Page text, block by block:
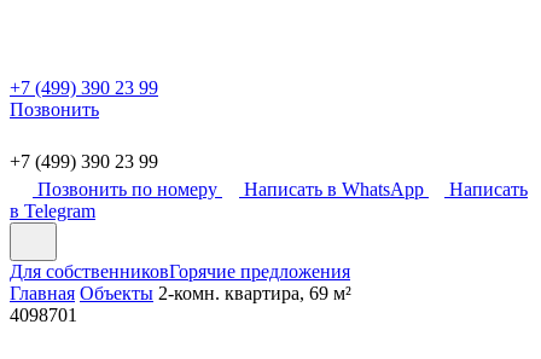
+7 (499) 390 23 99
Позвонить
+7 (499) 390 23 99
Позвонить по номеру
Написать в WhatsApp
Написать
в Telegram
Для собственниковГорячие предложения
Главная Объекты 2-комн. квартира, 69 м²
4098701